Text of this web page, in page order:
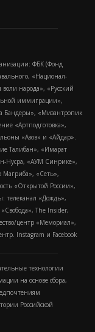
ФБК (Фонд
«Национал-
народа», «Русский
иммиграции»,
Бандеры», «Мизантропик
«Артподготовка»,
«Азов» и «Айдар».
Талибан», «Имарат
Нусра, «АУМ Синрике»,
Магриба», «Сеть»,
«Открытой России»,
телеканал «Дождь»,
The Insider,
центр «Мемориал»,
Instagram и Facebook
технологии
на основе сбора,
Российской